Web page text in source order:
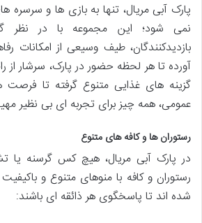
پارک آبی مریال، تنها به بازی ها و سرسره
نمی شود؛ این مجموعه با در نظر
بازدیدکنندگان، طیف وسیعی از امکانات
آورده تا هر لحظه حضور در پارک، سرشار از
گزینه های غذایی متنوع گرفته تا
عمومی، همه چیز برای تجربه ای بی نظیر
رستوران ها و کافه های متنوع
در پارک آبی مریال، هیچ کس گرسنه یا
رستوران و کافه با منوهای متنوع و
شده اند تا پاسخگوی هر ذائقه ای باشند: